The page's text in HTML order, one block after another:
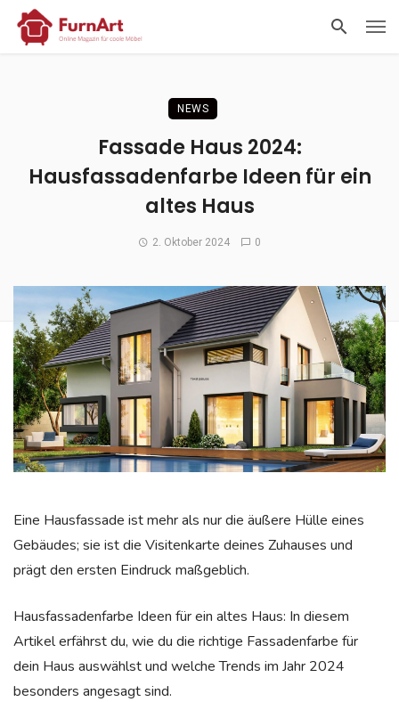
NEWS
Fassade Haus 2024:
Hausfassadenfarbe Ideen für ein
altes Haus
2. Oktober 2024 0
Eine Hausfassade ist mehr als nur die äußere Hülle eines
Gebäudes; sie ist die Visitenkarte deines Zuhauses und
prägt den ersten Eindruck maßgeblich.
Hausfassadenfarbe Ideen für ein altes Haus: In diesem
Artikel erfährst du, wie du die richtige Fassadenfarbe für
dein Haus auswählst und welche Trends im Jahr 2024
besonders angesagt sind.